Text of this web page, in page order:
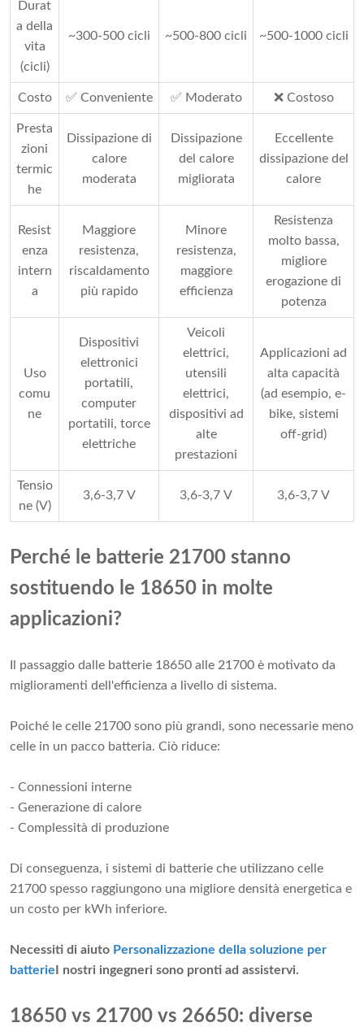
Durat
a della
vita
(cicli)
~300-500 cicli ~500-800 cicli ~500-1000 cicli
Costo ✅ Conveniente ✅ Moderato ❌ Costoso
Presta
zioni
termic
he
Dissipazione di
calore
moderata
Dissipazione
del calore
migliorata
Eccellente
dissipazione del
calore
Resist
enza
intern
a
Maggiore
resistenza,
riscaldamento
più rapido
Minore
resistenza,
maggiore
efficienza
Resistenza
molto bassa,
migliore
erogazione di
potenza
Uso
comu
ne
Dispositivi
elettronici
portatili,
computer
portatili, torce
elettriche
Veicoli
elettrici,
utensili
elettrici,
dispositivi ad
alte
prestazioni
Applicazioni ad
alta capacità
(ad esempio, e-
bike, sistemi
off-grid)
Tensio
ne (V)
3,6-3,7 V 3,6-3,7 V 3,6-3,7 V
Perché le batterie 21700 stanno
sostituendo le 18650 in molte
applicazioni?
Il passaggio dalle batterie 18650 alle 21700 è motivato da
miglioramenti dell'efficienza a livello di sistema.
Poiché le celle 21700 sono più grandi, sono necessarie meno
celle in un pacco batteria. Ciò riduce:
- Connessioni interne
- Generazione di calore
- Complessità di produzione
Di conseguenza, i sistemi di batterie che utilizzano celle
21700 spesso raggiungono una migliore densità energetica e
un costo per kWh inferiore.
Necessiti di aiuto Personalizzazione della soluzione per
batterie I nostri ingegneri sono pronti ad assistervi.
18650 vs 21700 vs 26650: diverse